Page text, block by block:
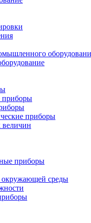
приборы
приборы
величин
приборы
окружающей среды